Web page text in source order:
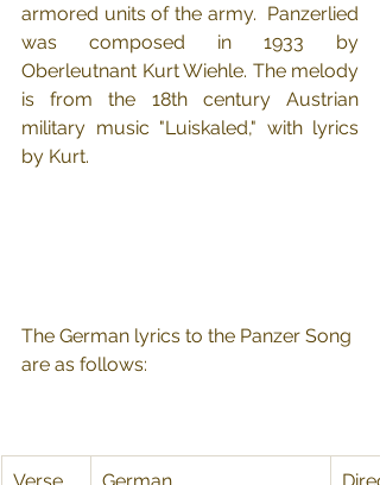
armored units of the army.  Panzerlied
Oberleutnant Kurt Wiehle. The melody
is from the 18th century Austrian
military music "Luiskaled," with lyrics
by Kurt.
The German lyrics to the Panzer Song
are as follows: